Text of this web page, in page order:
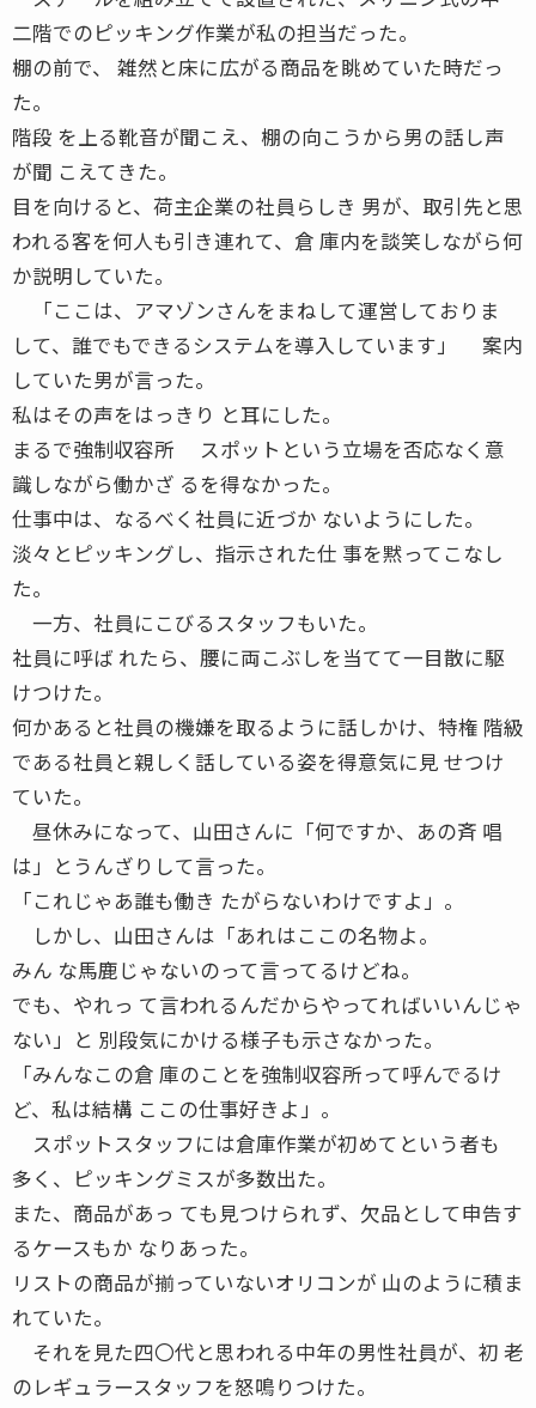
二階でのピッキング作業が私の担当だった。
棚の前で、 雑然と床に広がる商品を眺めていた時だっ
た。
階段 を上る靴音が聞こえ、棚の向こうから男の話し声
が聞 こえてきた。
目を向けると、荷主企業の社員らしき 男が、取引先と思
われる客を何人も引き連れて、倉 庫内を談笑しながら何
か説明していた。
「ここは、アマゾンさんをまねして運営しておりま
して、誰でもできるシステムを導入しています」 案内
していた男が言った。
私はその声をはっきり と耳にした。
まるで強制収容所 スポットという立場を否応なく意
識しながら働かざ るを得なかった。
仕事中は、なるべく社員に近づか ないようにした。
淡々とピッキングし、指示された仕 事を黙ってこなし
た。
一方、社員にこびるスタッフもいた。
社員に呼ば れたら、腰に両こぶしを当てて一目散に駆
けつけた。
何かあると社員の機嫌を取るように話しかけ、特権 階級
である社員と親しく話している姿を得意気に見 せつけ
ていた。
昼休みになって、山田さんに「何ですか、あの斉 唱
は」とうんざりして言った。
「これじゃあ誰も働き たがらないわけですよ」。
しかし、山田さんは「あれはここの名物よ。
みん な馬鹿じゃないのって言ってるけどね。
でも、やれっ て言われるんだからやってればいいんじゃ
ない」と 別段気にかける様子も示さなかった。
「みんなこの倉 庫のことを強制収容所って呼んでるけ
ど、私は結構 ここの仕事好きよ」。
スポットスタッフには倉庫作業が初めてという者も
多く、ピッキングミスが多数出た。
また、商品があっ ても見つけられず、欠品として申告す
るケースもか なりあった。
リストの商品が揃っていないオリコンが 山のように積ま
れていた。
それを見た四〇代と思われる中年の男性社員が、初 老
のレギュラースタッフを怒鳴りつけた。